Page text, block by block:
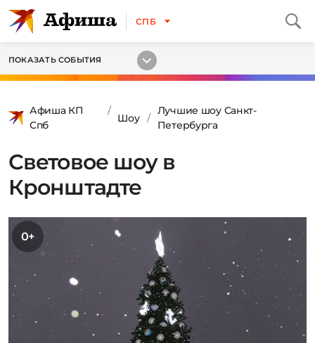
СПБ
ПОКАЗАТЬ СОБЫТИЯ
Афиша КП
Спб
Шоу
Лучшие шоу Санкт-
Петербурга
Световое шоу в
Кронштадте
0+